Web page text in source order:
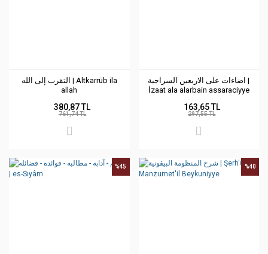
التقرب إلى الله | Altkarrüb ila
allah
380,87 TL
761,74 TL
اضاءات على الاربعين السراجية |
İzaat ala alarbain assaraciyye
163,65 TL
297,55 TL
%45 %40